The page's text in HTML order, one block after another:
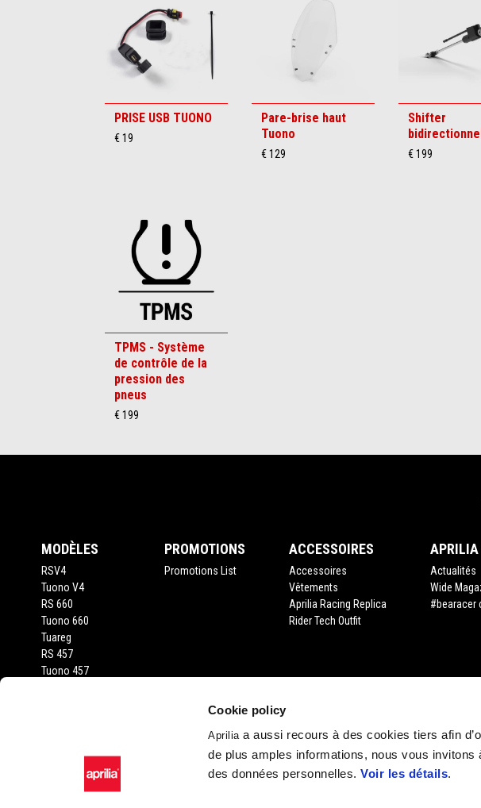
Cookie policy
Apriliaa aussi recours à des cookies tiers afin
de plus amples informations, nous vous invitons
des données personnelles.Voir les détails.
PRISE USB TUONO
€ 19
Pare-brise haut
Tuono
€ 129
Shifter
€ 199
TPMS - Système
de contrôle de la
pression des
pneus
€ 199
MODÈLES
RSV4
Tuono V4
RS 660
Tuono 660
Tuareg
RS 457
Tuono 457
SR GT 400
SR GT 125
PROMOTIONS
Promotions List
ACCESSOIRES
Accessoires
Vêtements
Aprilia Racing Replica
Rider Tech Outfit
APRILIA
Actualités
Wide
#bearacer